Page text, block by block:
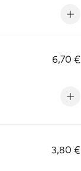
6,70 €
3,80 €